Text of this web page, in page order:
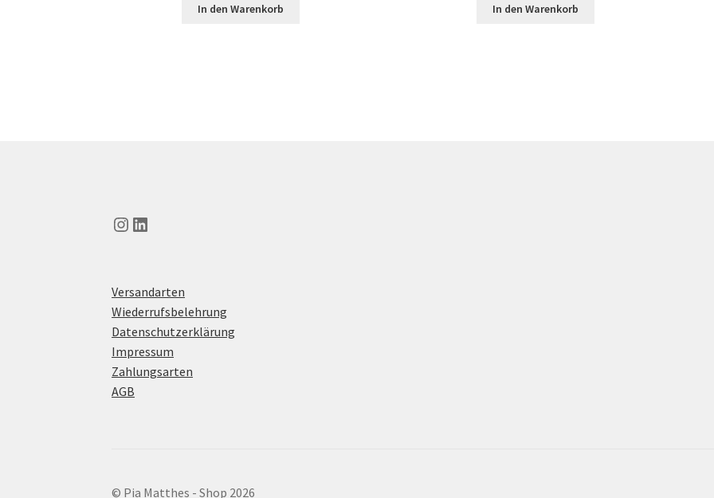
In den Warenkorb In den Warenkorb
Instagram
LinkedIn
Versandarten
Wiederrufsbelehrung
Datenschutzerklärung
Impressum
Zahlungsarten
AGB
© Pia Matthes - Shop 2026